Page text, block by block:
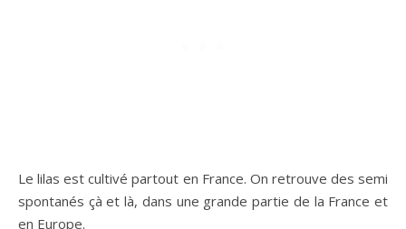
Le lilas est cultivé partout en France. On retrouve des semi
spontanés çà et là, dans une grande partie de la France et
en Europe.